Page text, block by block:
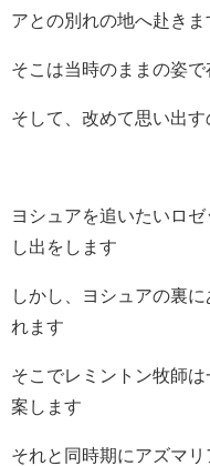
アとの別れの地へ赴きま
そこは当時のままの姿
そして、改めて思い出す
ヨシュアを追いたいロ
し出をします
しかし、ヨシュアの裏
れます
そこでレミントン牧師
案します
それと同時期にアズマ